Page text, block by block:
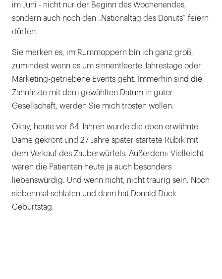
im Juni - nicht nur der Beginn des Wochenendes,
sondern auch noch den „Nationaltag des Donuts“ feiern
dürfen.
Sie merken es, im Rummoppern bin ich ganz groß,
zumindest wenn es um sinnentleerte Jahrestage oder
Marketing-getriebene Events geht. Immerhin sind die
Zahnärzte mit dem gewählten Datum in guter
Gesellschaft, werden Sie mich trösten wollen.
Okay, heute vor 64 Jahren wurde die oben erwähnte
Dame gekrönt und 27 Jahre später startete Rubik mit
dem Verkauf des Zauberwürfels. Außerdem: Vielleicht
waren die Patienten heute ja auch besonders
liebenswürdig. Und wenn nicht, nicht traurig sein. Noch
siebenmal schlafen und dann hat Donald Duck
Geburtstag.